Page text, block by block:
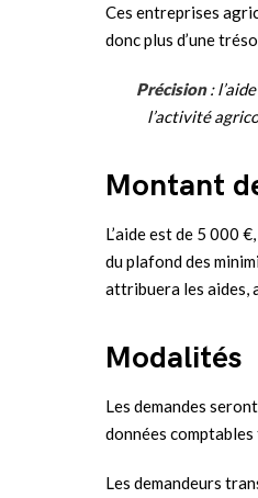
Ces entreprises
donc plus d’une
Précision:
l’activité
Montant
L’aide est de 5 000
du plafond des
attribuera les aides,
Modalités
Les demandes
données
Les demandeurs